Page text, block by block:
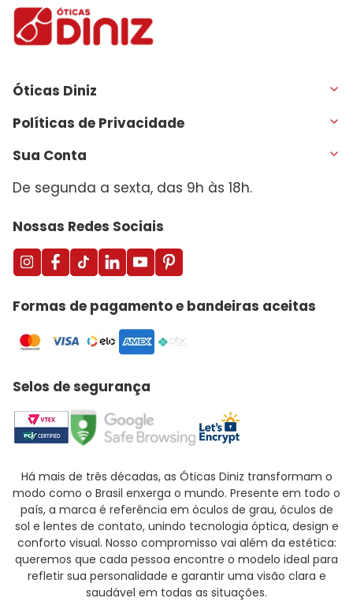
Óticas Diniz
Políticas de Privacidade
Sua Conta
De segunda a sexta, das 9h às 18h.
Nossas Redes Sociais
Formas de pagamento e bandeiras aceitas
Selos de segurança
Há mais de três décadas, as Óticas Diniz transformam o
modo como o Brasil enxerga o mundo. Presente em todo o
país, a marca é referência em óculos de grau, óculos de
sol e lentes de contato, unindo tecnologia óptica, design e
conforto visual. Nosso compromisso vai além da estética:
queremos que cada pessoa encontre o modelo ideal para
refletir sua personalidade e garantir uma visão clara e
saudável em todas as situações.